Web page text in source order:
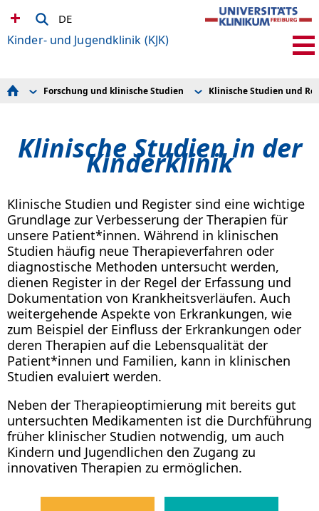
DE
Kinder- und Jugendklinik (KJK)
Diagnostik für seltene Erkrankungen
Umfassende Betreuung
Forschung und klinische Studien
Ausbildung und Studium
Für niedergelassene Ärzt*innen
Informationen für Patient*innen
Die Kliniken in der KJK
ru-kjk
Forschung und klinische Studien
Forschungskoordination
Früh- und Neugeborenenmedizin
Gastroenterologie
Hämatologie und Onkologie
Infektiologie und Rheumatologie
Lehrforschung
Neuropädiatrie und Muskelerkrankungen
Pädiatrische Genetik
Pädiatrische Psychosomatik
Pflegewissenschaft
Stoffwechselstörungen
Versorgungsforschung
Klinische Studien und
Aktuelles
Kooperationen
Übersicht klinische
Suche
Klinische Studien in der
Kinderklinik
Klinische Studien und Register sind eine wichtige
Grundlage zur Verbesserung der Therapien für
unsere Patient*innen. Während in klinischen
Studien häufig neue Therapieverfahren oder
diagnostische Methoden untersucht werden,
dienen Register in der Regel der Erfassung und
Dokumentation von Krankheitsverläufen. Auch
weitergehende Aspekte von Erkrankungen, wie
zum Beispiel der Einfluss der Erkrankungen oder
deren Therapien auf die Lebensqualität der
Patient*innen und Familien, kann in klinischen
Studien evaluiert werden.
Neben der Therapieoptimierung mit bereits gut
untersuchten Medikamenten ist die Durchführung
früher klinischer Studien notwendig, um auch
Kindern und Jugendlichen den Zugang zu
innovativen Therapien zu ermöglichen.